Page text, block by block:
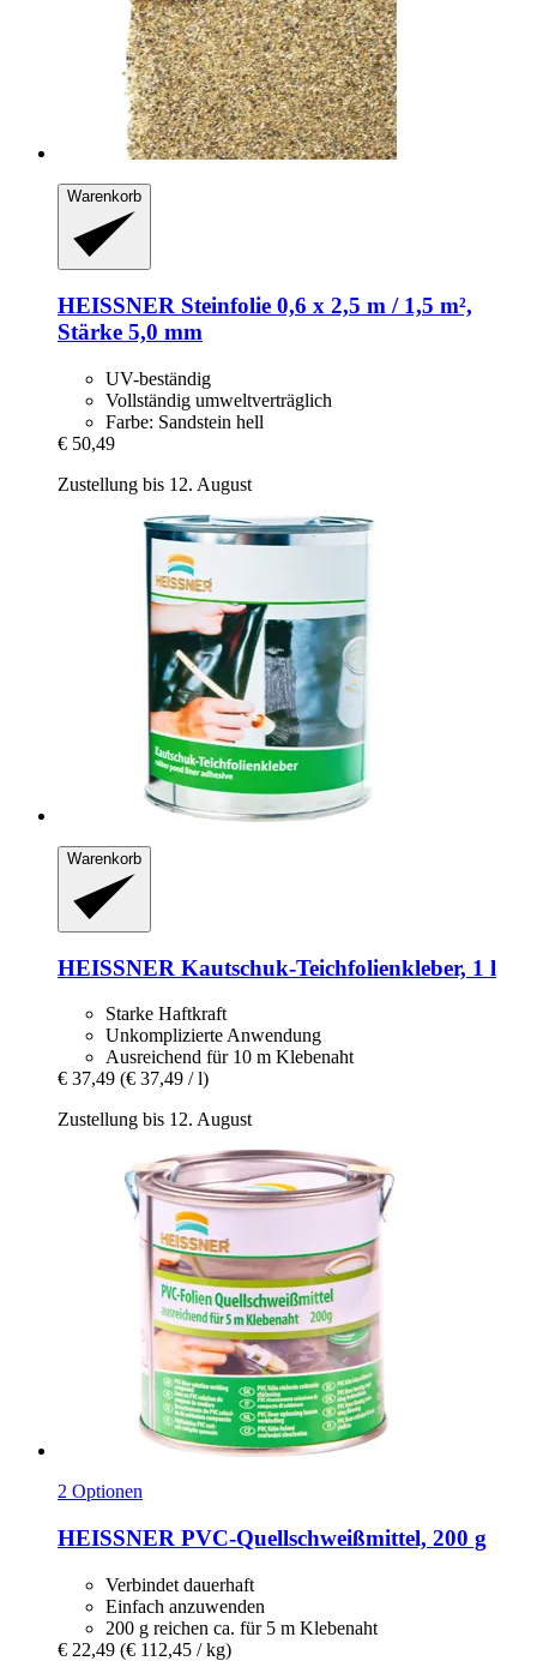
Warenkorb
HEISSNER Steinfolie 0,6 x 2,5 m / 1,5 m²,
Stärke 5,0 mm
UV-beständig
Vollständig umweltverträglich
Farbe: Sandstein hell
€ 50,49
Zustellung bis 12. August
Warenkorb
HEISSNER Kautschuk-​Teichfolienkleber, 1 l
Starke Haftkraft
Unkomplizierte Anwendung
Ausreichend für 10 m Klebenaht
€ 37,49 (€ 37,49 / l)
Zustellung bis 12. August
2 Optionen
HEISSNER PVC-​Quellschweißmittel, 200 g
Verbindet dauerhaft
Einfach anzuwenden
200 g reichen ca. für 5 m Klebenaht
€ 22,49 (€ 112,45 / kg)